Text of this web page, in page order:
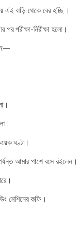
এই বাড়ি থেকে বের হচ্ছি।
পর পরীক্ষা-নিরীক্ষা হলো।
ঘণ্টা।
আমার পাশে বসে রইলেন।
মেশিনের কফি।